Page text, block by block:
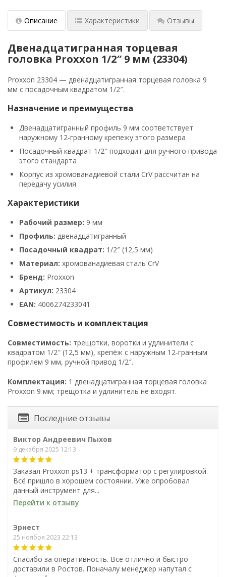
Описание Характеристики Отзывы
Двенадцатигранная торцевая
головка Proxxon 1/2″ 9 мм (23304)
Proxxon 23304 — двенадцатигранная торцевая головка 9
мм с посадочным квадратом 1/2″.
Назначение и преимущества
Двенадцатигранный профиль 9 мм соответствует
наружному 12-гранному крепежу этого размера
Посадочный квадрат 1/2″ подходит для ручного привода
этого стандарта
Корпус из хромованадиевой стали CrV рассчитан на
передачу усилия
Характеристики
Рабочий размер: 9 мм
Профиль: двенадцатигранный
Посадочный квадрат: 1/2″ (12,5 мм)
Материал: хромованадиевая сталь CrV
Бренд: Proxxon
Артикул: 23304
EAN: 4006274233041
Совместимость и комплектация
Совместимость: трещотки, воротки и удлинители с
квадратом 1/2″ (12,5 мм), крепёж с наружным 12-гранным
профилем 9 мм, ручной привод 1/2″.
Комплектация: 1 двенадцатигранная торцевая головка
Proxxon 9 мм; трещотка и удлинитель не входят.
Последние отзывы
Виктор Андреевич Пыхов
9 декабря 2025 12:13
Заказал Proxxon ps13 + трансформатор с регулировкой.
Всё пришло в хорошем состоянии. Уже опробовал
данный инструмент для...
Перейти к отзыву
Эрнест
25 ноября 2023 22:13
Спасибо за оперативность. Всё отлично и быстро
доставили в Ростов. Поначалу менеджер напутал с